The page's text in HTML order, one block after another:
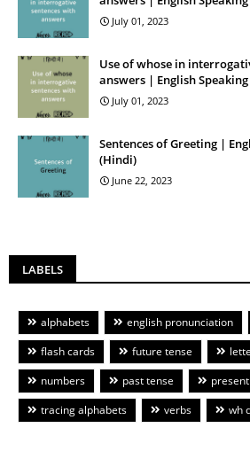
July 01, 2023
Use of whose in
answers | English
July 01, 2023
Sentences of Greeting |
(Hindi)
June 22, 2023
LABELS
alphabets english pronunciation
flash cards
future tense
numbers
past tense
tracing alphabets
verbs wh